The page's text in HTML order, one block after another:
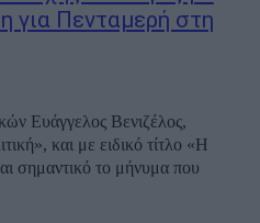
για Πενταμερή στη
Ευάγγελος Βενιζέλος,
και με ειδικό τίτλο «Η
σημαντικό το μήνυμα που